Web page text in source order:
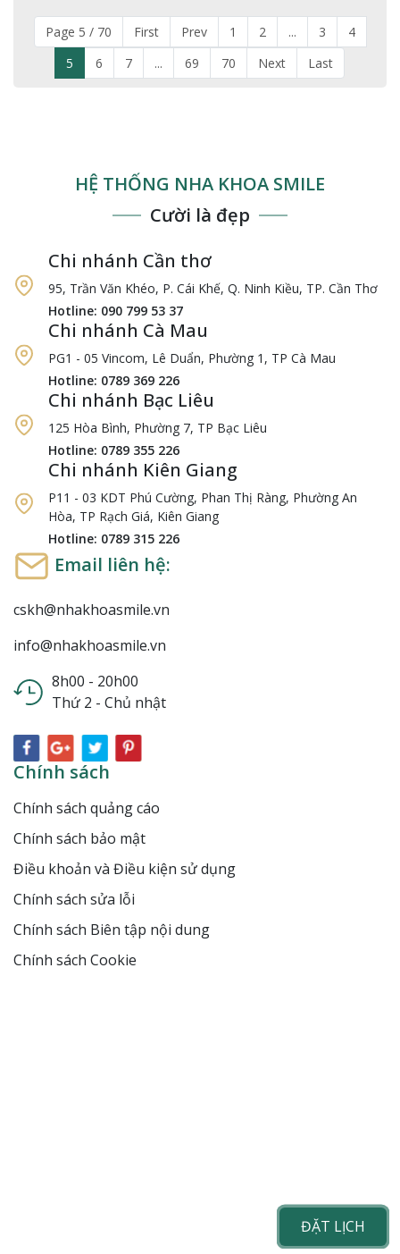
Page 5 / 70 First Prev 1 2 ... 3
4
5
6 7 ... 69 70 Next Last
HỆ THỐNG NHA KHOA SMILE
Cười là đẹp
Chi nhánh Cần thơ
95, Trần Văn Khéo, P. Cái Khế, Q. Ninh Kiều, TP. Cần Thơ
Hotline: 090 799 53 37
Chi nhánh Cà Mau
PG1 - 05 Vincom, Lê Duẩn, Phường 1, TP Cà Mau
Hotline: 0789 369 226
Chi nhánh Bạc Liêu
125 Hòa Bình, Phường 7, TP Bạc Liêu
Hotline: 0789 355 226
Chi nhánh Kiên Giang
P11 - 03 KDT Phú Cường, Phan Thị Ràng, Phường An
Hòa, TP Rạch Giá, Kiên Giang
Hotline: 0789 315 226
Email liên hệ:
cskh@nhakhoasmile.vn
info@nhakhoasmile.vn
8h00 - 20h00
Thứ 2 - Chủ nhật
Chính sách
Chính sách quảng cáo
Chính sách bảo mật
Điều khoản và Điều kiện sử dụng
Chính sách sửa lỗi
Chính sách Biên tập nội dung
Chính sách Cookie
ĐẶT LỊCH